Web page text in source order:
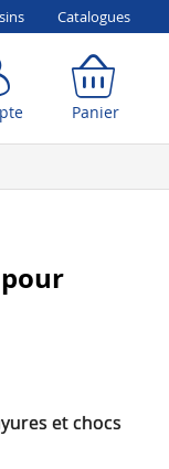
Catalogues
Panier
et chocs
Panier